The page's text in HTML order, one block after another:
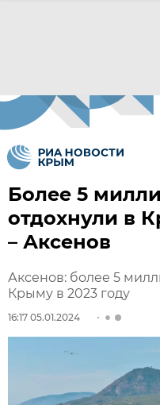
Более 5
отдохнули в
– Аксенов
Аксенов: более 5
Крыму в 2023 году
16:17 05.01.2024